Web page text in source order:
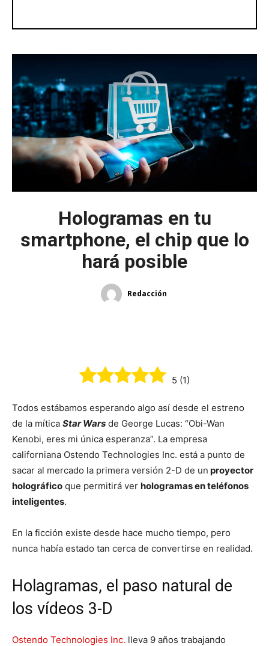
Hologramas en tu
smartphone, el chip que lo
hará posible
Redacción
5 (1)
Todos estábamos esperando algo así desde el estreno
de la mítica Star Wars de George Lucas: “Obi-Wan
Kenobi, eres mi única esperanza”. La empresa
californiana Ostendo Technologies Inc. está a punto de
sacar al mercado la primera versión 2-D de un proyector
holográfico que permitirá ver hologramas en teléfonos
inteligentes.
En la ficción existe desde hace mucho tiempo, pero
nunca había estado tan cerca de convertirse en realidad.
Holagramas, el paso natural de
los vídeos 3-D
Ostendo Technologies Inc. lleva 9 años trabajando